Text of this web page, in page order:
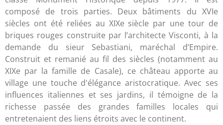
composé de trois parties. Deux bâtiments du XVIe
siècles ont été reliées au XIXe siècle par une tour de
briques rouges construite par l’architecte Visconti, à la
demande du sieur Sebastiani, maréchal d’Empire.
Construit et remanié au fil des siècles (notamment au
XIXe par la famille de Casale), ce château apporte au
village une touche d'élégance aristocratique. Avec ses
influences italiennes et ses jardins, il témoigne de la
richesse passée des grandes familles locales qui
entretenaient des liens étroits avec le continent.